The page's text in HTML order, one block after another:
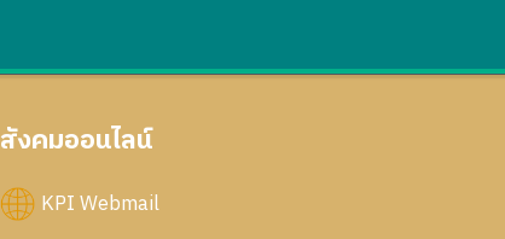
สังคมออนไลน์
KPI Webmail